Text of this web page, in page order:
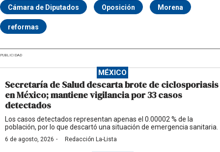
Cámara de Diputados Oposición Morena
reformas
PUBLICIDAD
MÉXICO
Secretaría de Salud descarta brote de ciclosporiasis
en México; mantiene vigilancia por 33 casos
detectados
Los casos detectados representan apenas el 0.00002 % de la
población, por lo que descartó una situación de emergencia sanitaria.
6 de agosto, 2026 · Redacción La-Lista